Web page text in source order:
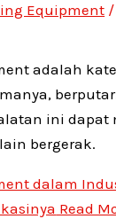
Equipment
adalah
ini dapat
bergerak.
dalam
Read